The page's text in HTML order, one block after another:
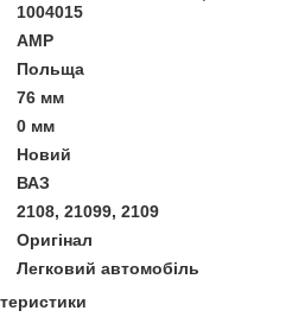
1004015
AMP
Польща
76 мм
0 мм
Новий
ВАЗ
2108, 21099, 2109
Оригінал
Легковий автомобіль